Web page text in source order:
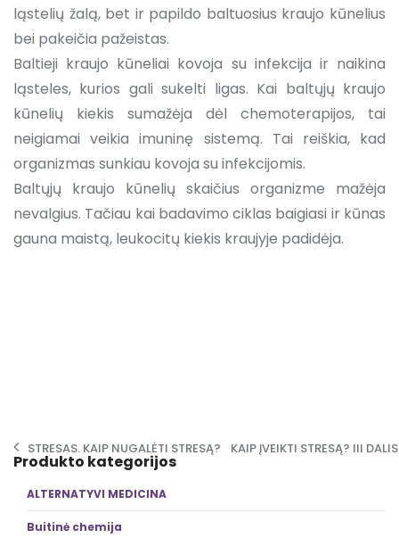
Produkto kategorijos
ALTERNATYVI MEDICINA
Buitinė chemija
ląstelių žalą, bet ir papildo baltuosius kraujo kūnelius
bei pakeičia pažeistas.
Baltieji kraujo kūneliai kovoja su infekcija ir naikina
ląsteles, kurios gali sukelti ligas. Kai baltųjų kraujo
kūnelių kiekis sumažėja dėl chemoterapijos, tai
neigiamai veikia imuninę sistemą. Tai reiškia, kad
organizmas sunkiau kovoja su infekcijomis.
Baltųjų kraujo kūnelių skaičius organizme mažėja
nevalgius. Tačiau kai badavimo ciklas baigiasi ir kūnas
gauna maistą, leukocitų kiekis kraujyje padidėja.
Post navigation
STRESAS. KAIP NUGALĖTI STRESĄ? KAIP ĮVEIKTI STRESĄ? III